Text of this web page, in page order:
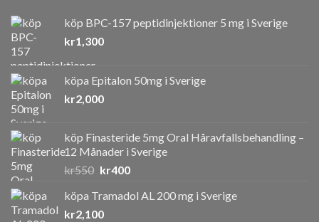
köp BPC-157 peptidinjektioner 5 mg i Sverige
kr1,300
köpa Epitalon 50mg i Sverige
kr2,000
köp Finasteride 5mg Oral Håravfallsbehandling –
12 Månader i Sverige
kr550 Det
priset
var:
kr400Det
priset
köpa Tramadol AL 200 mg i Sverige
kr2,100